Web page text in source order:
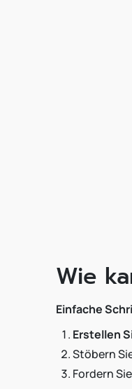
Wie
Einfache
Erstellen
Stöbern
Fordern